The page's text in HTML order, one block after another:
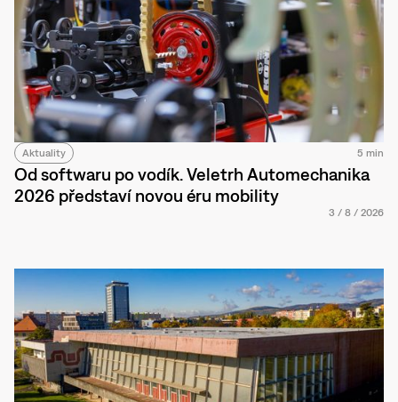
Aktuality 5 min
Od softwaru po vodík. Veletrh Automechanika
2026 představí novou éru mobility
3 / 8 / 2026